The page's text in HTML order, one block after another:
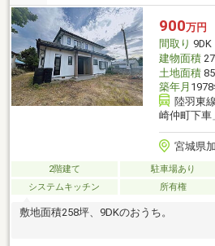
900万円
間取り 9DK
建物面積
土地面積
築年月
陸羽東
崎仲町下車
宮城県
2階建て 駐車場あり
システムキッチン
所有権
敷地面積258坪、9DKのおうち。